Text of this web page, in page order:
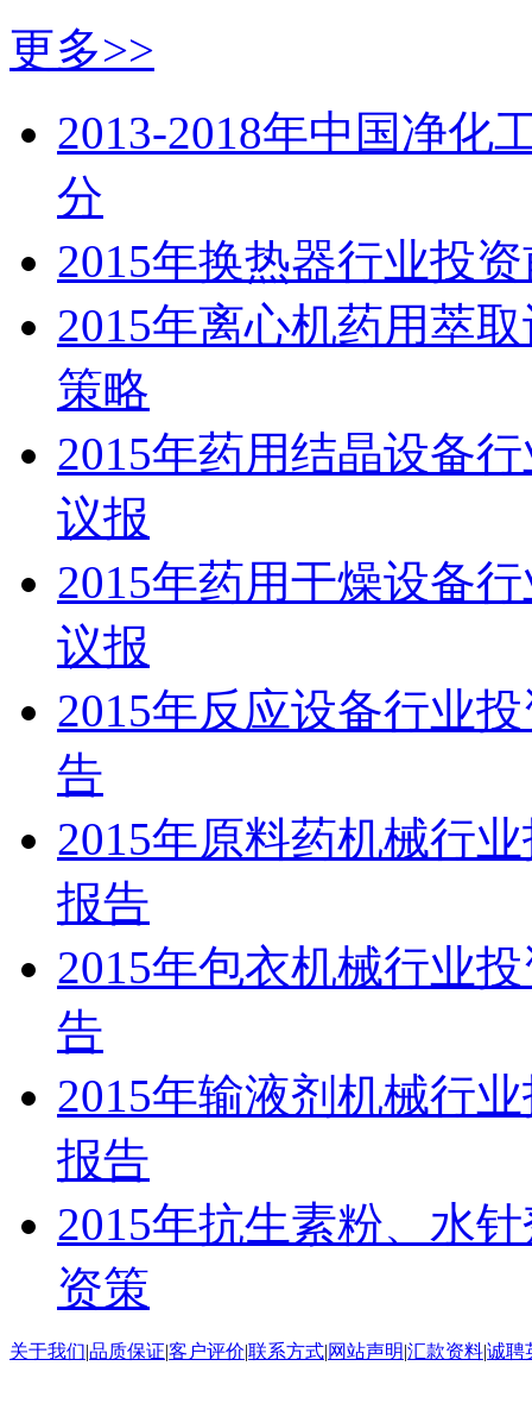
更多>>
2013-2018年中国净化
分
2015年换热器行业投
2015年离心机药用萃
策略
2015年药用结晶设备
议报
2015年药用干燥设备
议报
2015年反应设备行业
告
2015年原料药机械行
报告
2015年包衣机械行业
告
2015年输液剂机械行
报告
2015年抗生素粉、水
资策
关于我们|品质保证|客户评价|联系方式|网站声明|汇款资料|诚聘